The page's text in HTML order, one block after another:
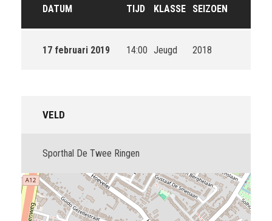
DATUM TIJD KLASSE SEIZOEN
17 februari 2019 14:00 Jeugd 2018
VELD
Sporthal De Twee Ringen